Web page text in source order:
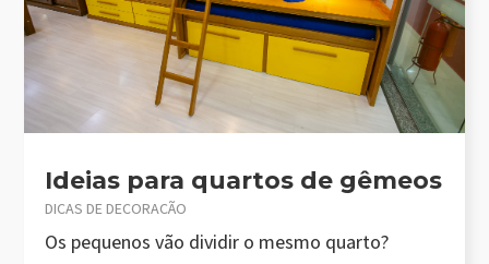
Ideias para quartos de gêmeos
DICAS DE DECORAÇÃO
Os pequenos vão dividir o mesmo quarto?